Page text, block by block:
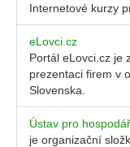
Internetové kurzy
eLovci.cz
Portál eLovci.cz je
prezentaci firem v
Slovenska.
Ústav pro
je organizační